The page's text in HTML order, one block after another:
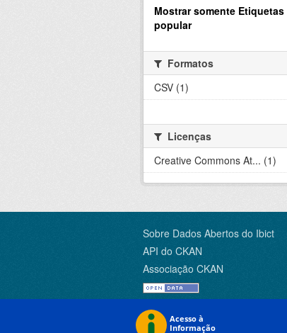
Mostrar somente Etiquetas
popular
Formatos
CSV (1)
Licenças
Creative Commons At... (1)
Sobre Dados Abertos do Ibict
API do CKAN
Associação CKAN